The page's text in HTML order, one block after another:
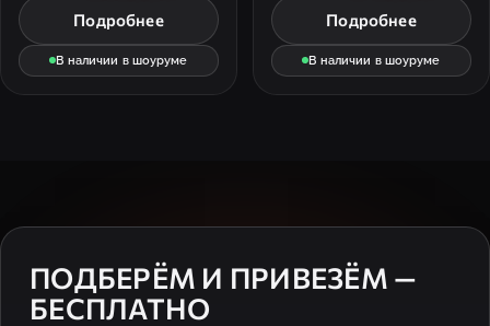
Подробнее
В наличии в шоуруме
Подробнее
В наличии в шоуруме
ПОДБЕРЁМ И ПРИВЕЗЁМ —
БЕСПЛАТНО